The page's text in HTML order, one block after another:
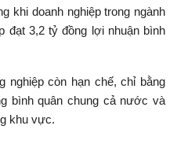
khi doanh nghiệp trong ngành
đạt 3,2 tỷ đồng lợi nhuận bình
nghiệp còn hạn chế, chỉ bằng
bình quân chung cả nước và
khu vực.